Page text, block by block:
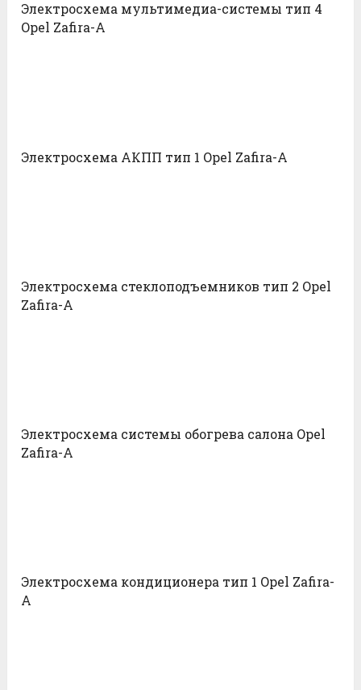
Электросхема мультимедиа-системы тип 4
Opel Zafira-A
Электросхема АКПП тип 1 Opel Zafira-A
Электросхема стеклоподъемников тип 2 Opel
Zafira-A
Электросхема системы обогрева салона Opel
Zafira-A
Электросхема кондиционера тип 1 Opel Zafira-
A